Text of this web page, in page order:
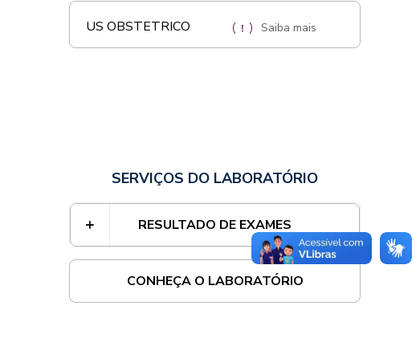
US OBSTETRICO Saiba mais
SERVIÇOS DO LABORATÓRIO
RESULTADO DE EXAMES
CONHEÇA O LABORATÓRIO